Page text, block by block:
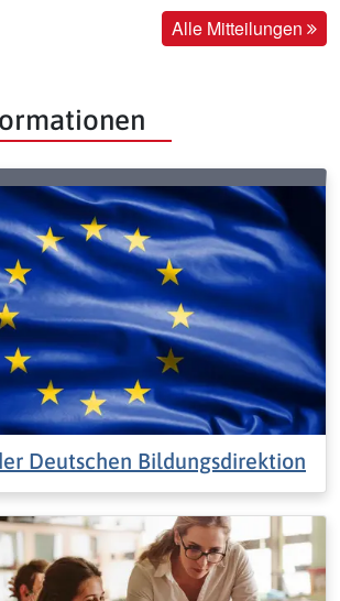
Alle Mitteilungen
Deutschen Bildungsdirektion